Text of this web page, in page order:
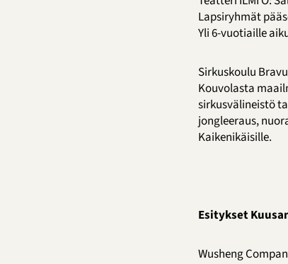
Lapsiryhmät
Yli 6-vuotiaille
Sirkuskoulu
Kouvolasta
sirkusvälineistö
jongleeraus,
Kaikenikäisille.
Esitykset
Wusheng